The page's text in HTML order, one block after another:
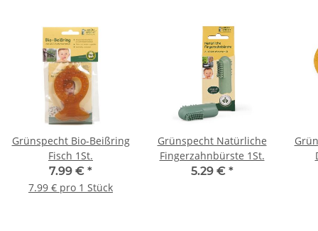
Grünspecht Bio-Beißring
Fisch 1St.
7.99 € *
7.99 € pro 1 Stück
Grünspecht Natürliche
Fingerzahnbürste 1St.
5.29 € *